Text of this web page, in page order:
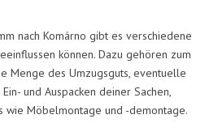
nach Komárno gibt es verschiedene
können. Dazu gehören zum
Menge des Umzugsguts, eventuelle
und Auspacken deiner Sachen,
wie Möbelmontage und -demontage.